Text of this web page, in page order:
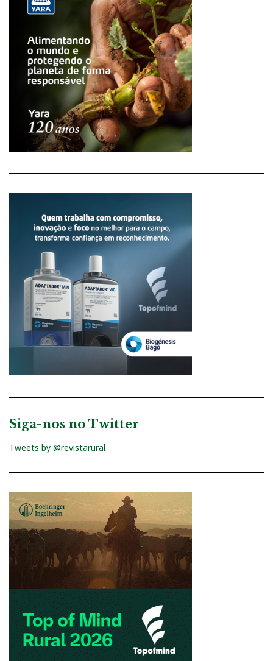
Siga-nos no Twitter
Tweets by @revistarural